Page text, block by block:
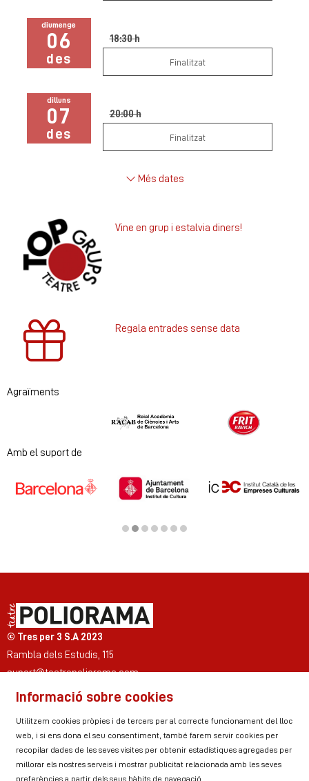
diumenge
06
des
18:30 h
Finalitzat
dilluns
07
des
20:00 h
Finalitzat
Més dates
Vine en grup i estalvia diners!
Regala entrades sense data
Agraïments
Diapositiva 1 de 2
Amb el suport de
© Tres per 3 S.A 2023
Rambla dels Estudis, 115
suport@teatrepoliorama.com
Link a instagram
Link a youtube
Link a twitter
Link a facebook
Link a ticktok
Link a linkedin
Informació sobre cookies
Utilitzem cookies pròpies i de tercers per al correcte funcionament del lloc
web, i si ens dona el seu consentiment, també farem servir cookies per
recopilar dades de les seves visites per obtenir estadístiques agregades per
millorar els nostres serveis i mostrar publicitat relacionada amb les seves
preferències a partir dels seus hàbits de navegació.